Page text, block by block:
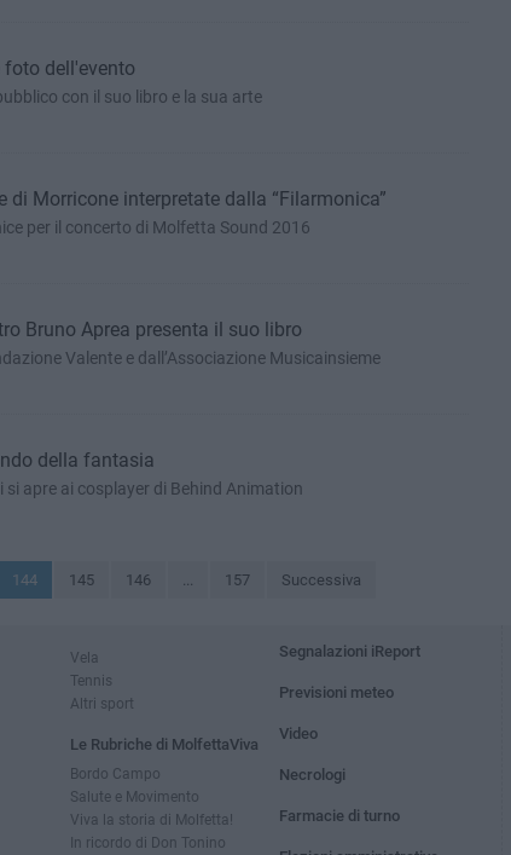
dell'evento
con il suo libro e la sua arte
di Morricone interpretate dalla “Filarmonica”
Il Duomo come splendida cornice per il concerto di Molfetta Sound 2016
Bruno Aprea presenta il suo libro
Valente e dall’Associazione Musicainsieme
della fantasia
apre ai cosplayer di Behind Animation
144 145 146 ... 157 Successiva
Vela
Tennis
Altri sport
Le Rubriche di MolfettaViva
Bordo Campo
Salute e Movimento
Viva la storia di Molfetta!
In ricordo di Don Tonino
Segnalazioni iReport
Previsioni meteo
Video
Necrologi
Farmacie di turno